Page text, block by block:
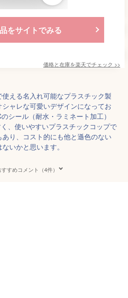
をサイトでみる
価格と在庫を楽天でチェック >>
える名入れ可能なプラスチック製
ャレな可愛いデザインになってお
シール（耐水・ラミネート加工）
、使いやすいプラスチックコップで
り、コスト的にも他と遜色のない
いかと思います。
すめコメント（4件）